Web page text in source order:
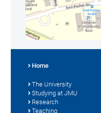
Home
The University
Studying at JMU
Research
Teaching